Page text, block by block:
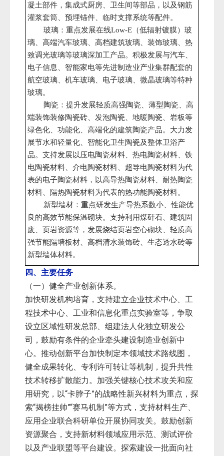
凝土部件，集成式厨房、卫生间等部品，以及钢筋
灌浆套筒、预埋锚件、临时支撑系统等配件。
玻璃：重点发展在线Low-E （低辐射镀膜）玻
璃、高端汽车玻璃、高档建筑玻璃、装饰玻璃、热
致调光玻璃等玻璃深加工产品。积极发展与汽车、
电子信息、智能家电等先进制造业产业集群配套的
航空玻璃、机车玻璃、电子玻璃、微晶玻璃等特种
玻璃。
陶瓷：提升发展轻质高强陶瓷、薄型陶瓷、高
端装饰装修陶瓷砖、发泡陶瓷、地暖陶瓷、岩板等
绿色化、功能化、高端化的建筑陶瓷产品。大力发
展节水和轻量化、智能化卫生陶瓷及整体卫浴产
品。支持发展以压电陶瓷材料、热电陶瓷材料、铁
电陶瓷材料、介电陶瓷材料、超导电陶瓷材料为代
表的电子陶瓷材料，以高导热陶瓷材料、耐热陶瓷
材料、隔热陶瓷材料为代表的热功能陶瓷材料。
新型墙材：重点研发生产导热系数小、性能优
良的高效节能保温砌块。支持利用煤矸石、建筑固
废、页岩资源等，发展烧结页岩空心砌块、轻质高
强节能隔墙板材、高档清水装饰砖、生态透水砖等
新型墙体材料。
四、主要任务
（一）健全产业创新体系。
加快研发机构培育，支持建立企业技术中心、工
程技术中心、工业和信息化重点实验室等，争取
设立区域性研发总部、组建法人化独立研发公
司，鼓励有条件的企业牵头建设制造业创新中
心。推动创新平台加快制定本领域技术路线图，
健全成果转化、专利许可转让等机制，提升共性
技术转移扩散能力。加强关键核心技术攻关和应
用研究，以“卡脖子”的战略性新兴材料为重点，探
索“揭榜挂帅”“赛马机制”等方式，支持材料生产、
应用企业联合科研单位开展协同攻关。鼓励创新
资源聚合，支持新材料领域应用示范、测试评价
以及产业联盟等平台建设。探索建设一批面向社